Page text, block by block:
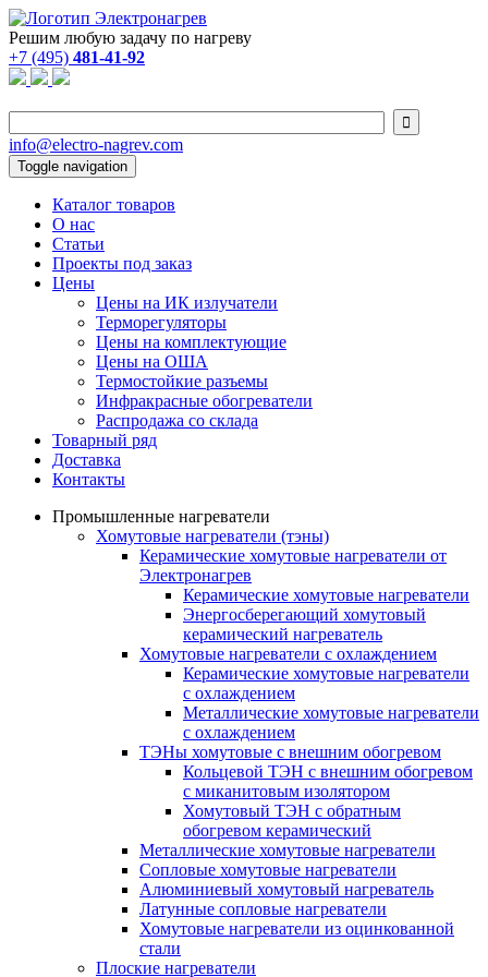
Решим любую задачу по нагреву
+7 (495) 481-41-92

info@electro-nagrev.com
Toggle navigation
Каталог товаров
О нас
Статьи
Проекты под заказ
Цены
Цены на ИК излучатели
Терморегуляторы
Цены на комплектующие
Цены на ОША
Термостойкие разъемы
Инфракрасные обогреватели
Распродажа со склада
Товарный ряд
Доставка
Контакты
Промышленные нагреватели
Хомутовые нагреватели (тэны)
Керамические хомутовые нагреватели от
Электронагрев
Керамические хомутовые нагреватели
Энергосберегающий хомутовый
керамический нагреватель
Хомутовые нагреватели с охлаждением
Керамические хомутовые нагреватели
с охлаждением
Металлические хомутовые нагреватели
с охлаждением
ТЭНы хомутовые с внешним обогревом
Кольцевой ТЭН с внешним обогревом
с миканитовым изолятором
Хомутовый ТЭН с обратным
обогревом керамический
Металлические хомутовые нагреватели
Сопловые хомутовые нагреватели
Алюминиевый хомутовый нагреватель
Латунные сопловые нагреватели
Хомутовые нагреватели из оцинкованной
стали
Плоские нагреватели